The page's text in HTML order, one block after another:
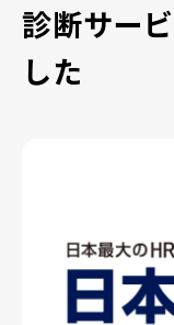
診断サー
した